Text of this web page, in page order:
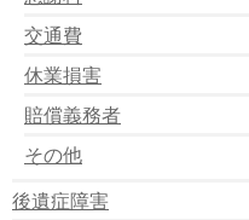
交通費
休業損害
賠償義務者
その他
後遺症障害